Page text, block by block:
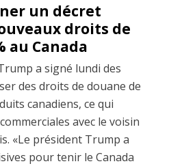
un décret
droits de
au Canada
a signé lundi des
des droits de douane de
canadiens, ce qui
avec le voisin
«Le président Trump a
pour tenir le Canada